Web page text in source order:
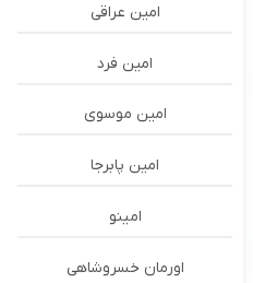
امین عراقی
امین فرد
امین موسوی
امین پابرجا
امینو
اورمان خسروشاهی